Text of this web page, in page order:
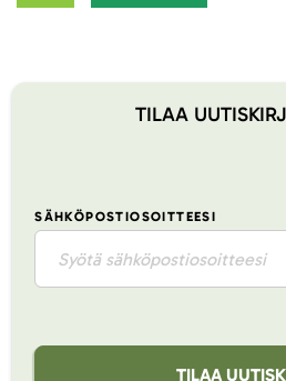
TILAA
SÄHKÖPOSTIOSOITTEESI
TILAA